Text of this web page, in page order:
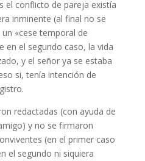
el conflicto de pareja existía
inminente (al final no se
«cese temporal de
en el segundo caso, la vida
y el señor ya se estaba
si, tenía intención de
redactadas (con ayuda de
y no se firmaron
(en el primer caso
el segundo ni siquiera